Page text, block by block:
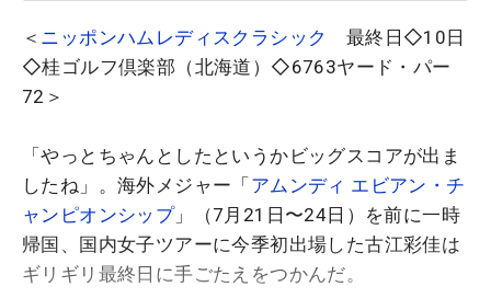
＜ ニッポンハムレディスクラシック
最終日◇10日
◇桂ゴルフ倶楽部（北海道）◇6763ヤード・パー
72＞
「やっとちゃんとしたというかビッグスコアが出ま
したね」。海外メジャー「アムンディ エビアン・チ
ャンピオンシップ」（7月21日〜24日）を前に一時
帰国、国内女子ツアーに今季初出場した古江彩佳は
ギリギリ最終日に手ごたえをつかんだ。